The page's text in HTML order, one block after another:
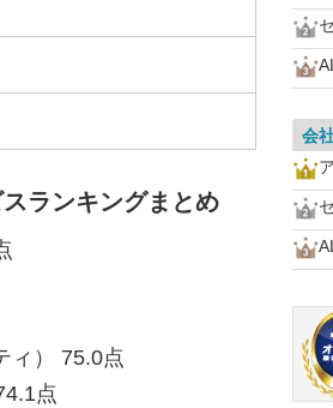
ランキングまとめ
ィ） 75.0点
点
会